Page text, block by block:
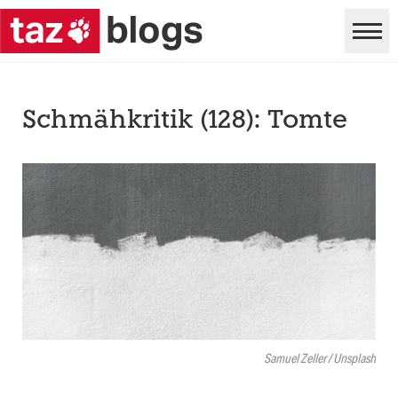
Samuel Zeller / Unsplash
Schmähkritik (128): Tomte